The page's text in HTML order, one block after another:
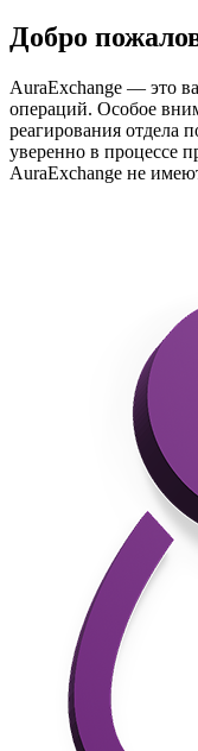
Добро
AuraExchange — это
операций. Особое
реагирования отдела
уверенно в процессе
AuraExchange не